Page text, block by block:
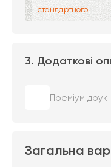
стандартного
3. Додаткові
Преміум друк
Загальна